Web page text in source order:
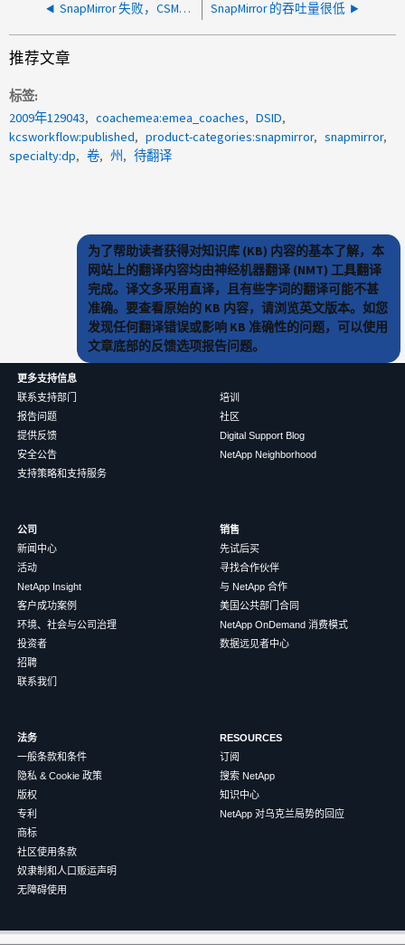
SnapMirror 失败，CSM：如果集群间 LIF 已关闭，则连接已中止 SnapMirror 的吞吐量很低
推荐文章
标签
2009年129043
coachemea:emea_coaches
DSID
kcsworkflow:published
product-categories:snapmirror
snapmirror
specialty:dp
卷 州 待翻译
为了帮助读者获得对知识库 (KB) 内容的基本了解，本
网站上的翻译内容均由神经机器翻译 (NMT) 工具翻译
完成。译文多采用直译，且有些字词的翻译可能不甚
准确。要查看原始的 KB 内容，请浏览英文版本。如您
发现任何翻译错误或影响 KB 准确性的问题，可以使用
文章底部的反馈选项报告问题。
更多支持信息
联系支持部门
报告问题
提供反馈
安全公告
支持策略和支持服务
培训
社区
Digital Support Blog
NetApp Neighborhood
公司
新闻中心
活动
NetApp Insight
客户成功案例
环境、社会与公司治理
投资者
招聘
联系我们
销售
先试后买
寻找合作伙伴
与 NetApp 合作
美国公共部门合同
NetApp OnDemand 消费模式
数据远见者中心
法务
一般条款和条件
隐私 & Cookie 政策
版权
专利
商标
社区使用条款
奴隶制和人口贩运声明
无障碍使用
RESOURCES
订阅
搜索 NetApp
知识中心
NetApp 对乌克兰局势的回应